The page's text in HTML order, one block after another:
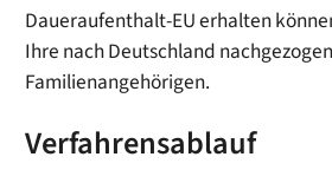
Daueraufenthalt-EU erhalten
Ihre nach Deutschland
Familienangehörigen.
Verfahrensablauf